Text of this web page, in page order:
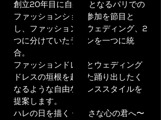
創立20年目に自身初となるパリでの
ファッションショー参加を節目と
し、ファッションとウェディング、2
つに分けていたラインを一つに統
合。
ファッションドレスとウェディング
ドレスの垣根を超えた踊り出したく
なるような自由なドレススタイルを
提案します。
ハレの日を描く 〜おさな心の君へ〜